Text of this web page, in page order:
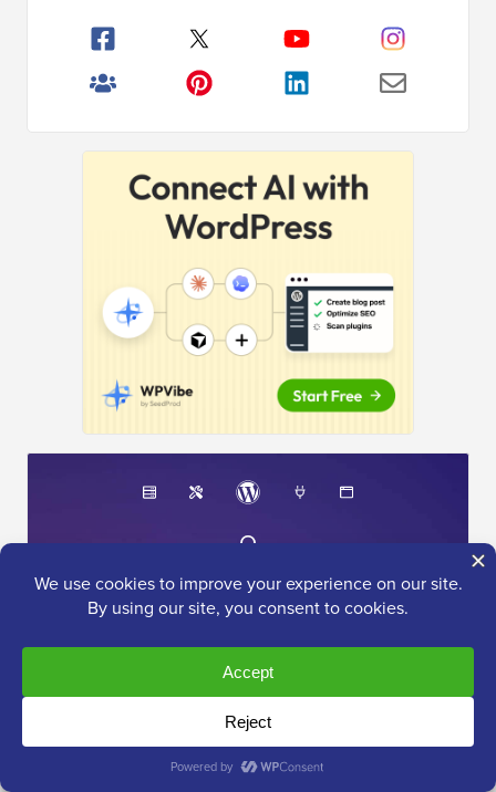
O
Kit de Ferramentas Definitivo
para WordPress
Obtenha acesso GRATUITO ao nosso kit de
relacionados ao WordPress que todo profissional
deve ter!